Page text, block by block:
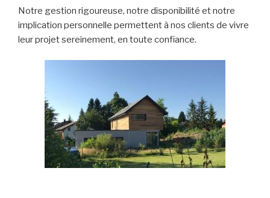
Notre gestion rigoureuse, notre disponibilité et notre
implication personnelle permettent à nos clients de vivre
leur projet sereinement, en toute confiance.